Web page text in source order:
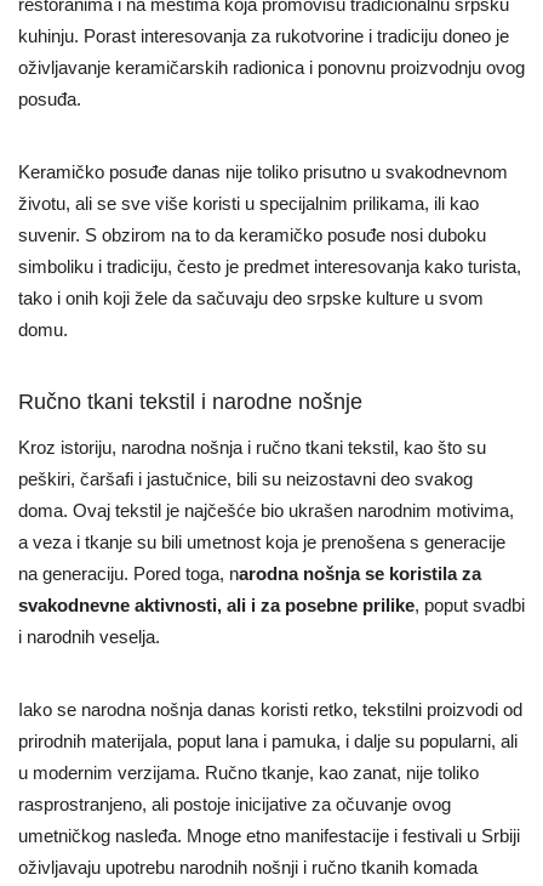
restoranima i na mestima koja promovišu tradicionalnu srpsku
kuhinju. Porast interesovanja za rukotvorine i tradiciju doneo je
oživljavanje keramičarskih radionica i ponovnu proizvodnju ovog
posuđa.
Keramičko posuđe danas nije toliko prisutno u svakodnevnom
životu, ali se sve više koristi u specijalnim prilikama, ili kao
suvenir. S obzirom na to da keramičko posuđe nosi duboku
simboliku i tradiciju, često je predmet interesovanja kako turista,
tako i onih koji žele da sačuvaju deo srpske kulture u svom
domu.
Ručno tkani tekstil i narodne nošnje
Kroz istoriju, narodna nošnja i ručno tkani tekstil, kao što su
peškiri, čaršafi i jastučnice, bili su neizostavni deo svakog
doma. Ovaj tekstil je najčešće bio ukrašen narodnim motivima,
a veza i tkanje su bili umetnost koja je prenošena s generacije
na generaciju. Pored toga, narodna nošnja se koristila za
svakodnevne aktivnosti, ali i za posebne prilike, poput svadbi
i narodnih veselja.
Iako se narodna nošnja danas koristi retko, tekstilni proizvodi od
prirodnih materijala, poput lana i pamuka, i dalje su popularni, ali
u modernim verzijama. Ručno tkanje, kao zanat, nije toliko
rasprostranjeno, ali postoje inicijative za očuvanje ovog
umetničkog nasleđa. Mnoge etno manifestacije i festivali u Srbiji
oživljavaju upotrebu narodnih nošnji i ručno tkanih komada